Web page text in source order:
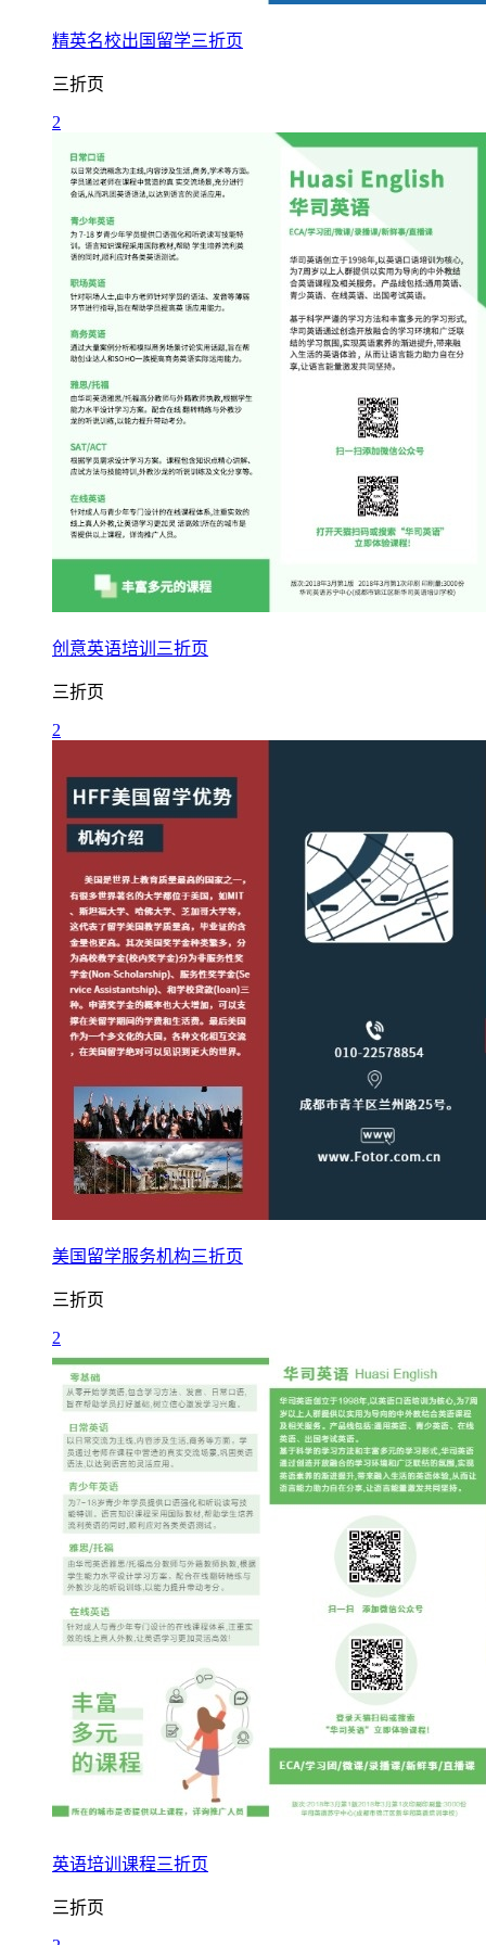
精英名校出国留学三折页
三折页
2
创意英语培训三折页
三折页
2
美国留学服务机构三折页
三折页
2
英语培训课程三折页
三折页